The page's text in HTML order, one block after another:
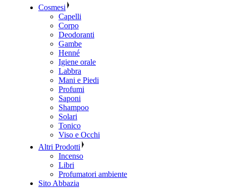
Cosmesi
Capelli
Corpo
Deodoranti
Gambe
Henné
Igiene orale
Labbra
Mani e Piedi
Profumi
Saponi
Shampoo
Solari
Tonico
Viso e Occhi
Altri Prodotti
Incenso
Libri
Profumatori ambiente
Sito Abbazia